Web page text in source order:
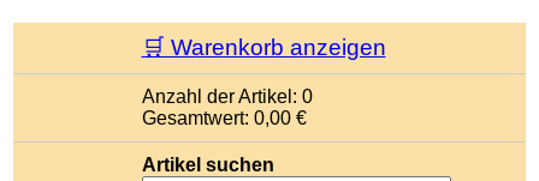
🛒 Warenkorb anzeigen
Anzahl der Artikel: 0
Gesamtwert: 0,00 €
Artikel suchen